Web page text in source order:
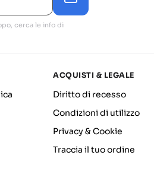
cerca le info di
ACQUISTI & LEGALE
Diritto di recesso
Condizioni di utilizzo
Privacy & Cookie
Traccia il tuo ordine